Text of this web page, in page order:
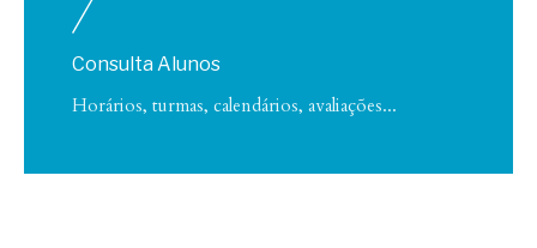
Consulta Alunos
Horários, turmas, calendários, avaliações...